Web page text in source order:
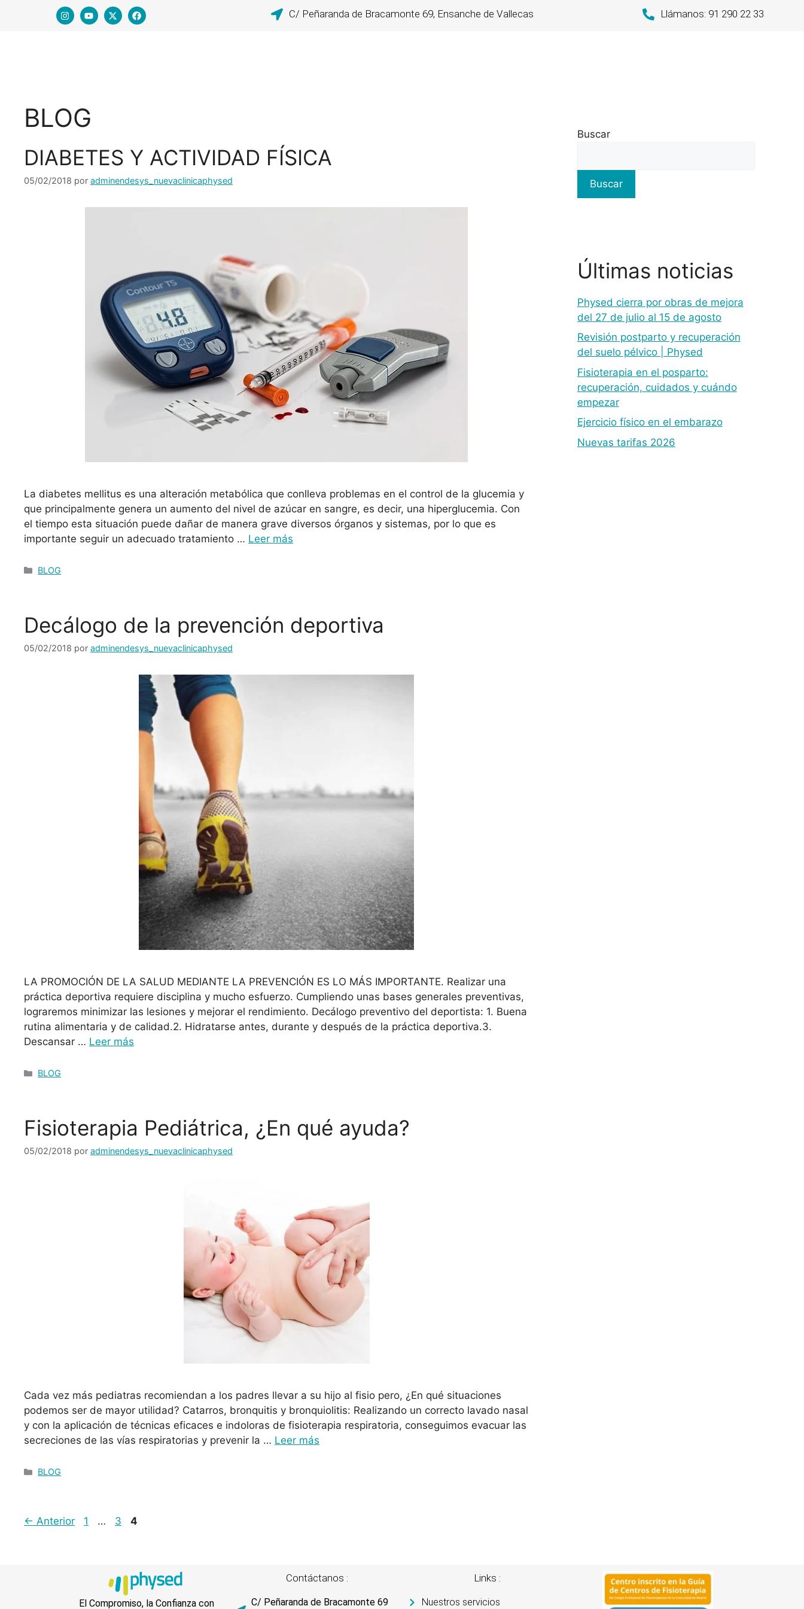
C/ Peñaranda de Bracamonte 69, Ensanche de Vallecas Llámanos: 91 290 22 33
BLOG
DIABETES Y ACTIVIDAD FÍSICA
05/02/2018 por adminendesys_nuevaclinicaphysed
La diabetes mellitus es una alteración metabólica que conlleva problemas en el control de la glucemia y
que principalmente genera un aumento del nivel de azúcar en sangre, es decir, una hiperglucemia. Con
el tiempo esta situación puede dañar de manera grave diversos órganos y sistemas, por lo que es
importante seguir un adecuado tratamiento … Leer más
BLOG
Decálogo de la prevención deportiva
05/02/2018 por adminendesys_nuevaclinicaphysed
LA PROMOCIÓN DE LA SALUD MEDIANTE LA PREVENCIÓN ES LO MÁS IMPORTANTE. Realizar una
práctica deportiva requiere disciplina y mucho esfuerzo. Cumpliendo unas bases generales preventivas,
lograremos minimizar las lesiones y mejorar el rendimiento. Decálogo preventivo del deportista: 1. Buena
rutina alimentaria y de calidad.2. Hidratarse antes, durante y después de la práctica deportiva.3.
Descansar … Leer más
BLOG
Fisioterapia Pediátrica, ¿En qué ayuda?
05/02/2018 por adminendesys_nuevaclinicaphysed
Cada vez más pediatras recomiendan a los padres llevar a su hijo al fisio pero, ¿En qué situaciones
podemos ser de mayor utilidad? Catarros, bronquitis y bronquiolitis: Realizando un correcto lavado nasal
y con la aplicación de técnicas eficaces e indoloras de fisioterapia respiratoria, conseguimos evacuar las
secreciones de las vías respiratorias y prevenir la … Leer más
BLOG
← Anterior 1 … 3 4
Buscar
Buscar
Últimas noticias
Physed cierra por obras de mejora
del 27 de julio al 15 de agosto
Revisión postparto y recuperación
del suelo pélvico | Physed
Fisioterapia en el posparto:
recuperación, cuidados y cuándo
empezar
Ejercicio físico en el embarazo
Nuevas tarifas 2026
El Compromiso, la Confianza con
Contáctanos :
C/ Peñaranda de Bracamonte 69
Links :
Nuestros servicios